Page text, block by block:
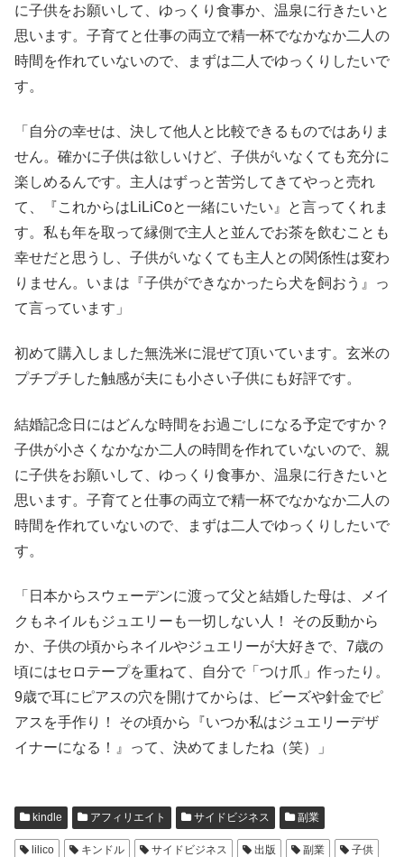
に子供をお願いして、ゆっくり食事か、温泉に行きたいと
思います。子育てと仕事の両立で精一杯でなかなか二人の
時間を作れていないので、まずは二人でゆっくりしたいで
す。
「自分の幸せは、決して他人と比較できるものではありま
せん。確かに子供は欲しいけど、子供がいなくても充分に
楽しめるんです。主人はずっと苦労してきてやっと売れ
て、『これからはLiLiCoと一緒にいたい』と言ってくれま
す。私も年を取って縁側で主人と並んでお茶を飲むことも
幸せだと思うし、子供がいなくても主人との関係性は変わ
りません。いまは『子供ができなかったら犬を飼おう』っ
て言っています」
初めて購入しました無洗米に混ぜて頂いています。玄米の
プチプチした触感が夫にも小さい子供にも好評です。
結婚記念日にはどんな時間をお過ごしになる予定ですか？
子供が小さくなかなか二人の時間を作れていないので、親
に子供をお願いして、ゆっくり食事か、温泉に行きたいと
思います。子育てと仕事の両立で精一杯でなかなか二人の
時間を作れていないので、まずは二人でゆっくりしたいで
す。
「日本からスウェーデンに渡って父と結婚した母は、メイ
クもネイルもジュエリーも一切しない人！ その反動から
か、子供の頃からネイルやジュエリーが大好きで、7歳の
頃にはセロテープを重ねて、自分で「つけ爪」作ったり。
9歳で耳にピアスの穴を開けてからは、ビーズや針金でピ
アスを手作り！ その頃から『いつか私はジュエリーデザ
イナーになる！』って、決めてましたね（笑）」
kindle アフィリエイト サイドビジネス 副業
lilico キンドル サイドビジネス 出版 副業
子供